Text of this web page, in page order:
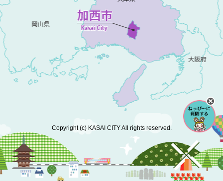
Copyright (c) KASAI CITY All rights reserved.